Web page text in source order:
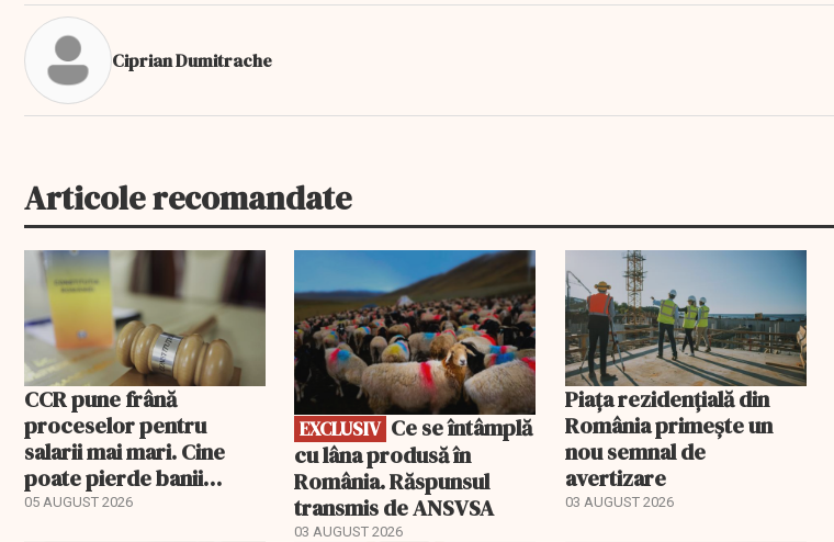
Ciprian Dumitrache
Articole recomandate
CCR pune frână
proceselor pentru
salarii mai mari. Cine
poate pierde banii
ceruți statului
05 AUGUST 2026
EXCLUSIV
EXCLUSIV
cu lâna produsă în
România. Răspunsul
transmis de ANSVSA
03 AUGUST 2026
Piața rezidențială din
România primește un
nou semnal de
avertizare
03 AUGUST 2026